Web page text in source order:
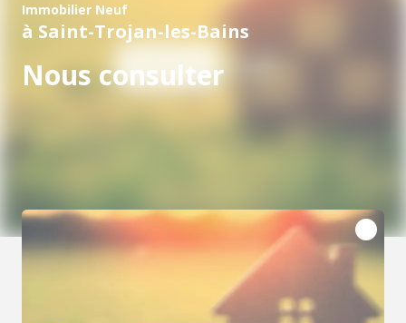
Immobilier Neuf
à Saint-Trojan-les-Bains
Nous consulter